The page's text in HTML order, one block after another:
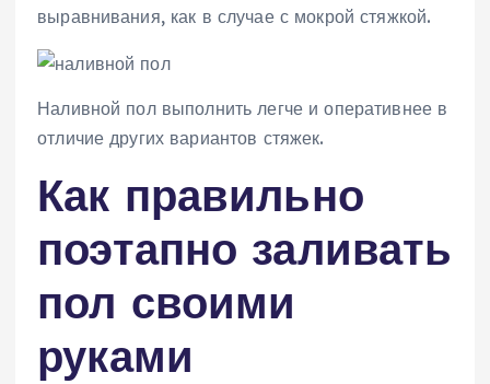
выравнивания, как в случае с мокрой стяжкой.
Наливной пол выполнить легче и оперативнее в
отличие других вариантов стяжек.
Как правильно
поэтапно заливать
пол своими
руками